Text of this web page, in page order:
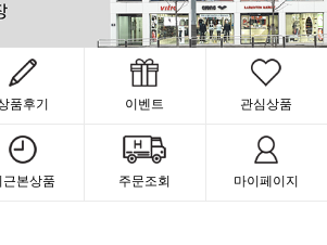
품후기 이벤트 관심상품
근본상품 주문조회 마이페이지